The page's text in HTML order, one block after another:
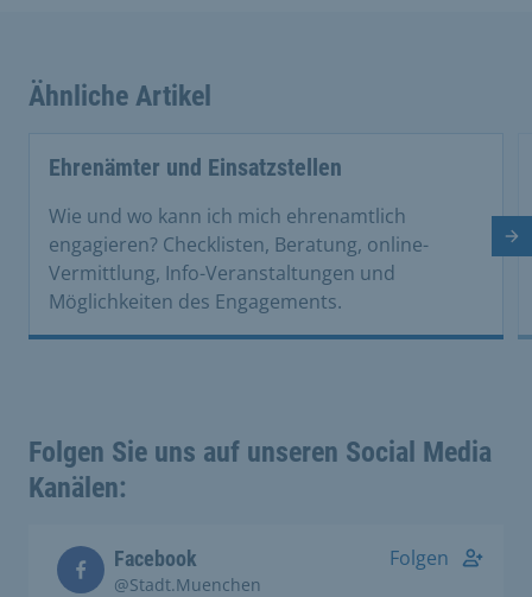
Ähnliche Artikel
Ehrenämter und Einsatzstellen
Wie und wo kann ich mich ehrenamtlich
engagieren? Checklisten, Beratung, online-
Vermittlung, Info-Veranstaltungen und
Möglichkeiten des Engagements.
Folgen Sie uns auf unseren Social Media
Kanälen:
Facebook
@Stadt.Muenchen
Folgen